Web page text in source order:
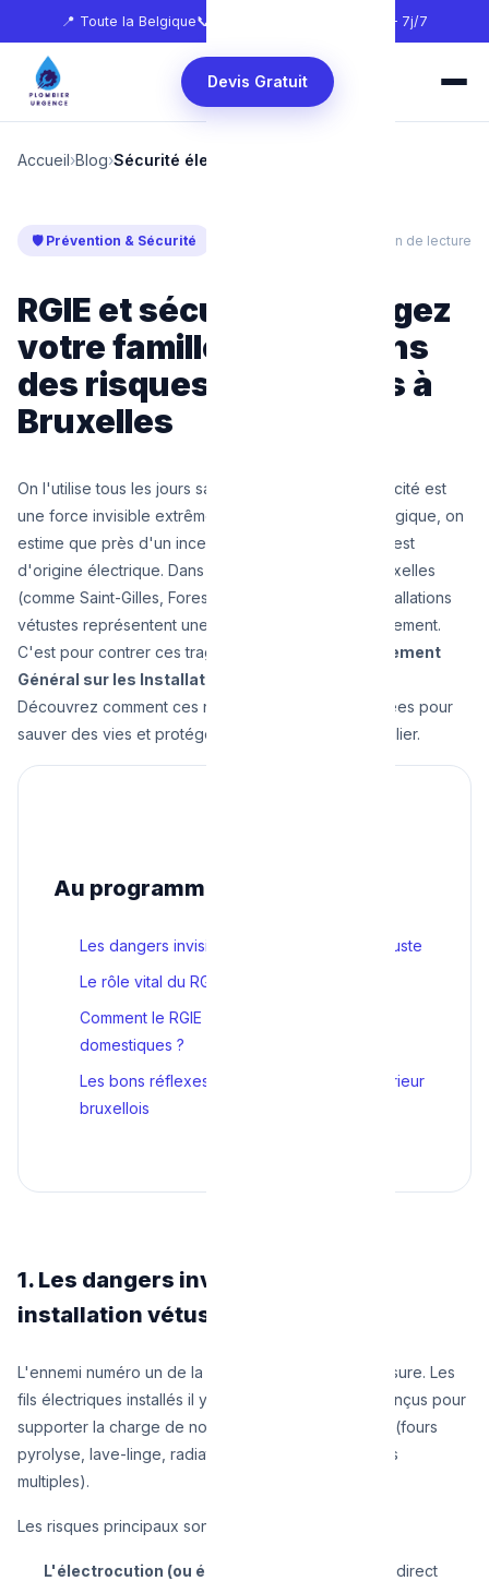
📍 Toute la Belgique📞 🕐 24h/24 — 7j/7
Devis Gratuit
Accueil›Blog›Sécurité électrique & RGIE
🛡️ Prévention & Sécurité ⏱ 6 min de lecture
RGIE et sécurité : Protégez
votre famille et vos biens
des risques électriques à
Bruxelles
On l'utilise tous les jours sans y penser, mais l'électricité est
une force invisible extrêmement dangereuse. En Belgique, on
estime que près d'un incendie domestique sur trois est
d'origine électrique. Dans les vieux quartiers de Bruxelles
(comme Saint-Gilles, Forest ou Schaerbeek), les installations
vétustes représentent une véritable bombe à retardement.
C'est pour contrer ces tragédies que le
RGIE (Règlement
Général sur les Installations Électriques)
Découvrez comment ces normes strictes sont pensées pour
sauver des vies et protéger votre patrimoine immobilier.
Au programme
Les dangers invisibles d'une installation vétuste
Le rôle vital du RGIE face à l'électrisation
Comment le RGIE prévient les incendies
domestiques ?
Les bons réflexes pour sécuriser votre intérieur
bruxellois
1. Les dangers invisibles d'une
installation vétuste
L'ennemi numéro un de la sécurité électrique est l'usure. Les
fils électriques installés il y a 50 ans n'étaient pas conçus pour
supporter la charge de nos équipements modernes (fours
pyrolyse, lave-linge, radiateurs d'appoint, chargeurs
multiples).
Les risques principaux sont doubles :
L'électrocution (ou électrisation) :
Un contact direct